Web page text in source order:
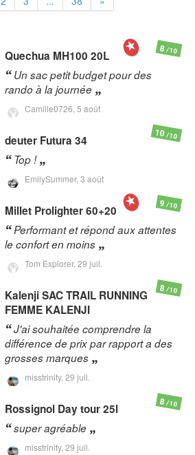
Quechua MH100 20L
Un sac petit budget pour des
rando à la journée
Camille0726, 5 août
8/10
deuter Futura 34
Top !
EmilySummer, 3 août
10/10
Millet Prolighter 60+20
Performant et répond aux attentes
le confort en moins
Tom Explorer, 29 juil.
9/10
KalenjiSAC TRAIL RUNNING
FEMME KALENJI
J'ai souhaitée comprendre la
différence de prix par rapport a des
grosses marques
misstrinity, 29 juil.
8/10
Rossignol Day tour 25l
super agréable
misstrinity, 29 juil.
8/10